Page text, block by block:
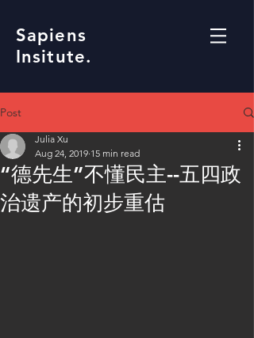
Sapiens
Insitute.
Post
“德先生”不懂民主--五四政
治遗产的初步重估
Julia Xu
Aug 24, 2019 15 min read